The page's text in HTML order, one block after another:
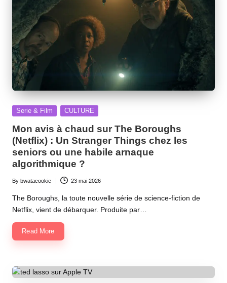
Posted
Serie & Film CULTURE
Mon avis à chaud sur The Boroughs
(Netflix) : Un Stranger Things chez les
seniors ou une habile arnaque
algorithmique ?
Posted
by
By bwatacookie 23 mai 2026
The Boroughs, la toute nouvelle série de science-fiction de
Netflix, vient de débarquer. Produite par…
Read More